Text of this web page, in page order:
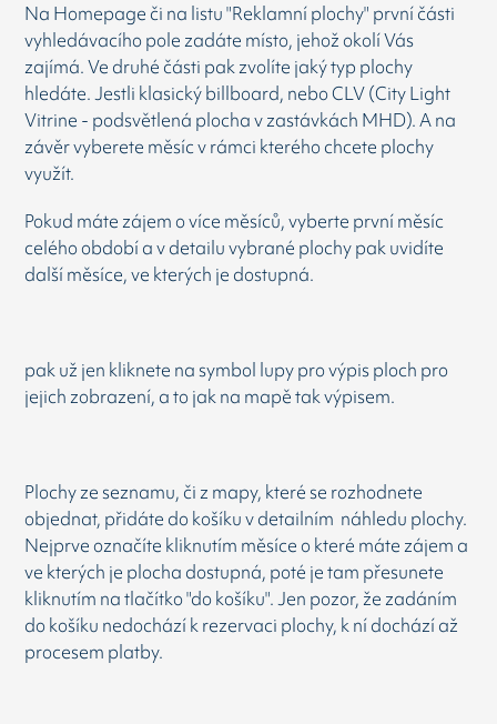
Na Homepage či na listu "Reklamní plochy" první části
vyhledávacího pole zadáte místo, jehož okolí Vás
zajímá. Ve druhé části pak zvolíte jaký typ plochy
hledáte. Jestli klasický billboard, nebo CLV (City Light
Vitrine - podsvětlená plocha v zastávkách MHD). A na
závěr vyberete měsíc v rámci kterého chcete plochy
využít.
Pokud máte zájem o více měsíců, vyberte první měsíc
celého období a v detailu vybrané plochy pak uvidíte
další měsíce, ve kterých je dostupná.
pak už jen kliknete na symbol lupy pro výpis ploch pro
jejich zobrazení, a to jak na mapě tak výpisem.
Plochy ze seznamu, či z mapy, které se rozhodnete
objednat, přidáte do košíku v detailním náhledu plochy.
Nejprve označíte kliknutím měsíce o které máte zájem a
ve kterých je plocha dostupná, poté je tam přesunete
kliknutím na tlačítko "do košíku". Jen pozor, že zadáním
do košíku nedochází k rezervaci plochy, k ní dochází až
procesem platby.